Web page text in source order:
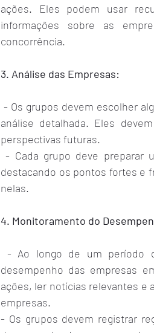
ações. Eles podem usar
informações sobre as
concorrência.
3. Análise das Empresas:
- Os grupos devem escolher
análise detalhada. Eles
perspectivas futuras.
- Cada grupo deve preparar
destacando os pontos fortes e
nelas.
4. Monitoramento do
- Ao longo de um período
desempenho das empresas
ações, ler notícias relevantes e
empresas.
- Os grupos devem registrar